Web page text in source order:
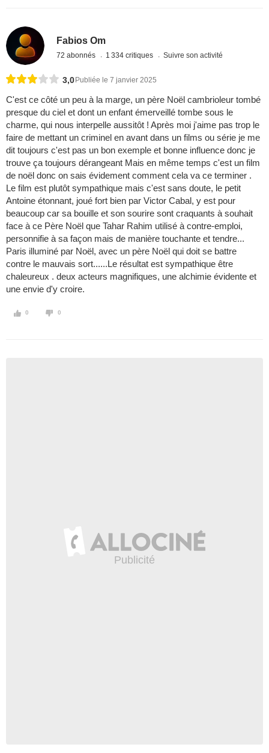
Fabios Om
72 abonnés 1 334 critiques Suivre son activité
3,0 Publiée le 7 janvier 2025
C'est ce côté un peu à la marge, un père Noël cambrioleur tombé
presque du ciel et dont un enfant émerveillé tombe sous le
charme, qui nous interpelle aussitôt ! Après moi j'aime pas trop le
faire de mettant un criminel en avant dans un films ou série je me
dit toujours c'est pas un bon exemple et bonne influence donc je
trouve ça toujours dérangeant Mais en même temps c'est un film
de noël donc on sais évidement comment cela va ce terminer .
Le film est plutôt sympathique mais c'est sans doute, le petit
Antoine étonnant, joué fort bien par Victor Cabal, y est pour
beaucoup car sa bouille et son sourire sont craquants à souhait
face à ce Père Noël que Tahar Rahim utilisé à contre-emploi,
personnifie à sa façon mais de manière touchante et tendre...
Paris illuminé par Noël, avec un père Noël qui doit se battre
contre le mauvais sort......Le résultat est sympathique être
chaleureux . deux acteurs magnifiques, une alchimie évidente et
une envie d'y croire.
0 0